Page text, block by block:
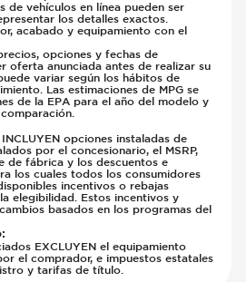
de vehículos en línea pueden ser
los detalles exactos.
acabado y equipamiento con el
opciones y fechas de
oferta anunciada antes de realizar su
variar según los hábitos de
Las estimaciones de MPG se
de la EPA para el año del modelo y
opciones instaladas de
por el concesionario, el MSRP,
de fábrica y los descuentos e
los cuales todos los consumidores
incentivos o rebajas
elegibilidad. Estos incentivos y
basados en los programas del
:
EXCLUYEN el equipamiento
el comprador, e impuestos estatales
y tarifas de título.